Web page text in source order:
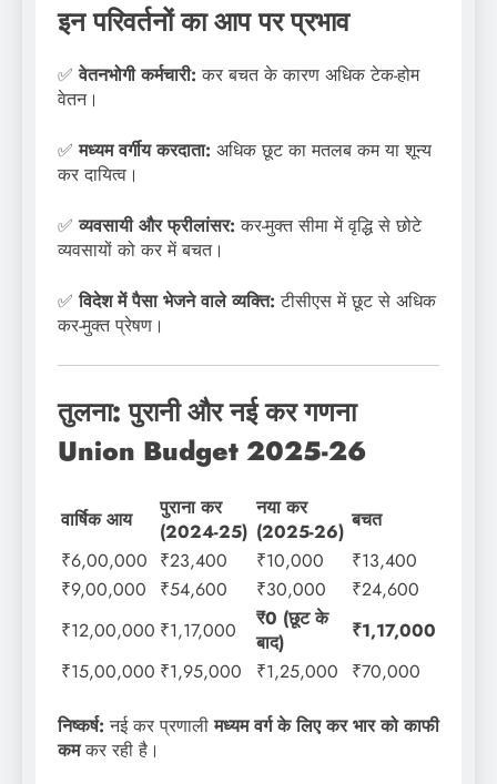
इन परिवर्तनों का आप पर प्रभाव
✅वेतनभोगी कर्मचारी: कर बचत के कारण अधिक टेक-होम
वेतन।
✅मध्यम वर्गीय करदाता: अधिक छूट का मतलब कम या शून्य
कर दायित्व।
✅व्यवसायी और फ्रीलांसर: कर-मुक्त सीमा में वृद्धि से छोटे
व्यवसायों को कर में बचत।
✅विदेश में पैसा भेजने वाले व्यक्ति: टीसीएस में छूट से अधिक
कर-मुक्त प्रेषण।
तुलना: पुरानी और नई कर गणना
Union Budget 2025-26
वार्षिक आय
पुराना कर
(2024-25)
नया कर
(2025-26) बचत
₹6,00,000 ₹23,400 ₹10,000
₹13,400
₹9,00,000
₹54,600 ₹30,000
₹24,600
₹12,00,000 ₹1,17,000
₹0 (छूट के
बाद)
₹1,17,000
₹15,00,000 ₹1,95,000 ₹1,25,000 ₹70,000
निष्कर्ष: नई कर प्रणालीमध्यम वर्ग के लिए कर भार को काफी
कमकर रही है।